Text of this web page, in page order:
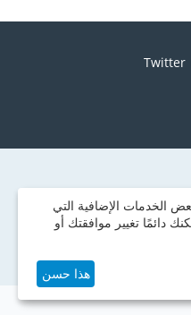
Twitter
الخدمات الإضافية التي
دائمًا تغيير موافقتك أو
هذا حسن